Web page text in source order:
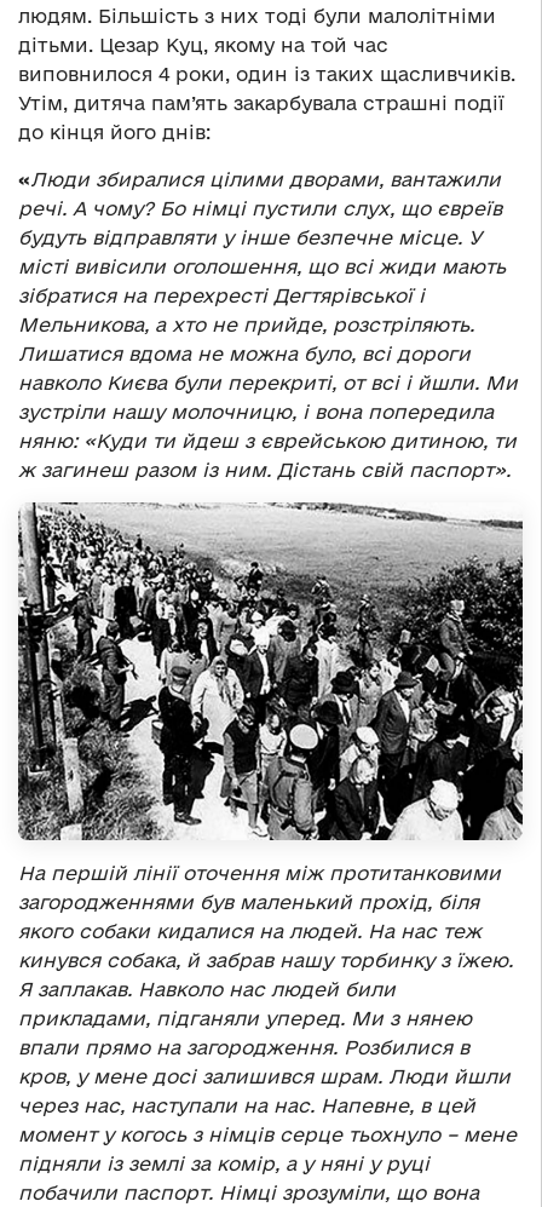
людям. Більшість з них тоді були малолітніми
дітьми. Цезар Куц, якому на той час
виповнилося 4 роки, один із таких щасливчиків.
Утім, дитяча пам’ять закарбувала страшні події
до кінця його днів:
«Люди збиралися цілими дворами, вантажили
речі. А чому? Бо німці пустили слух, що євреїв
будуть відправляти у інше безпечне місце. У
місті вивісили оголошення, що всі жиди мають
зібратися на перехресті Дегтярівської і
Мельникова, а хто не прийде, розстріляють.
Лишатися вдома не можна було, всі дороги
навколо Києва були перекриті, от всі і йшли. Ми
зустріли нашу молочницю, і вона попередила
няню: «Куди ти йдеш з єврейською дитиною, ти
ж загинеш разом із ним. Дістань свій паспорт».
На першій лінії оточення між протитанковими
загородженнями був маленький прохід, біля
якого собаки кидалися на людей. На нас теж
кинувся собака, й забрав нашу торбинку з їжею.
Я заплакав. Навколо нас людей били
прикладами, підганяли уперед. Ми з нянею
впали прямо на загородження. Розбилися в
кров, у мене досі залишився шрам. Люди йшли
через нас, наступали на нас. Напевне, в цей
момент у когось з німців серце тьохнуло – мене
підняли із землі за комір, а у няні у руці
побачили паспорт. Німці зрозуміли, що вона